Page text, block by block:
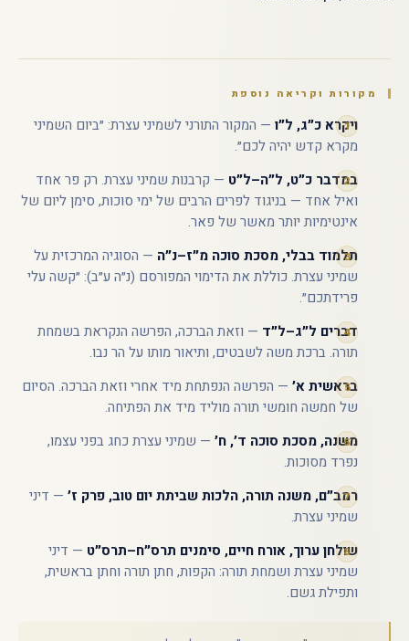
מקורות וקריאה נוספת
ויקרא כ״ג, ל״ו — המקור התורני לשמיני עצרת: ״ביום השמיני
מקרא קדש יהיה לכם״.
במדבר כ״ט, ל״ה–ל״ט — קרבנות שמיני עצרת. רק פר אחד
ואיל אחד — בניגוד לפרים הרבים של ימי סוכות, סימן ליום של
אינטימיות יותר מאשר של פאר.
תלמוד בבלי, מסכת סוכה מ״ז–נ״ה — הסוגיה המרכזית על
שמיני עצרת. כוללת את הדימוי המפורסם (נ״ה ע״ב): ״קשה עלי
פרידתכם״.
דברים ל״ג–ל״ד — וזאת הברכה, הפרשה הנקראת בשמחת
תורה. ברכת משה לשבטים, ותיאור מותו על הר נבו.
בראשית א׳ — הפרשה הנפתחת מיד אחרי וזאת הברכה. הסיום
של חמשה חומשי תורה מוליד מיד את הפתיחה.
משנה, מסכת סוכה ד׳, ח׳ — שמיני עצרת כחג בפני עצמו,
נפרד מסוכות.
רמב״ם, משנה תורה, הלכות שביתת יום טוב, פרק ז׳ — דיני
שמיני עצרת.
שולחן ערוך, אורח חיים, סימנים תרס״ח–תרס״ט — דיני
שמיני עצרת ושמחת תורה: הקפות, חתן תורה וחתן בראשית,
ותפילת גשם.